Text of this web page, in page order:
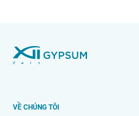
VỀ CHÚNG TÔI